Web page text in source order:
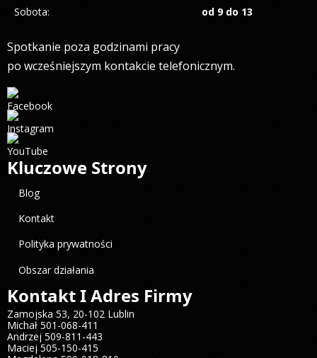
Sobota: od 9 do 13
Spotkanie poza godzinami pracy
po wcześniejszym kontakcie telefonicznym.
Kluczowe Strony
Blog
Kontakt
Polityka prywatności
Obszar działania
Kontakt I Adres Firmy
Zamojska 53, 20-102 Lublin
Michał 501-068-411
Andrzej 509-811-443
Maciej 505-150-415